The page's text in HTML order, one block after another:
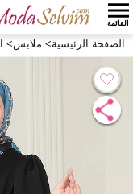
القائمة
الصفحة الرئيسية> ملابس>